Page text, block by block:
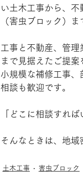
い土木工事から、
（害虫ブロック）
工事と不動産、管
まで見据えたご提案
小規模な補修工事
相談も歓迎です。
「どこに相談すれ
そんなときは、地域
土木工事 害虫ブロック